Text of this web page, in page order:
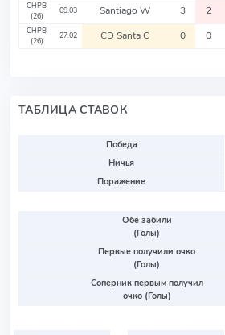
CHPB
(26)
09.03 Santiago W 3 2
CHPB
(26)
27.02 CD Santa C 0 0
ТАБЛИЦА СТАВОК
Победа
Ничья
Поражение
Обе забили
(Голы)
Первые получили очко
(Голы)
Соперник первым получил
очко (Голы)